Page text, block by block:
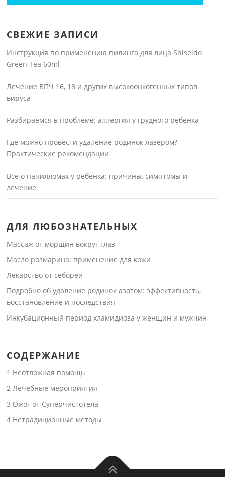
СВЕЖИЕ ЗАПИСИ
Инструкция по применению пилинга для лица Shiseido
Green Tea 60ml
Лечение ВПЧ 16, 18 и других высокоонкогенных типов
вируса
Разбираемся в проблеме: аллергия у грудного ребенка
Где можно провести удаление родинок лазером?
Практические рекомендации
Все о папилломах у ребенка: причины, симптомы и
лечение
ДЛЯ ЛЮБОЗНАТЕЛЬНЫХ
Массаж от морщин вокруг глаз
Масло розмарина: применение для кожи
Лекарство от себореи
Подробно об удаление родинок азотом: эффективность,
восстановление и последствия
Инкубационный период хламидиоза у женщин и мужчин
СОДЕРЖАНИЕ
1 Неотложная помощь
2 Лечебные мероприятия
3 Ожог от Суперчистотела
4 Нетрадиционные методы